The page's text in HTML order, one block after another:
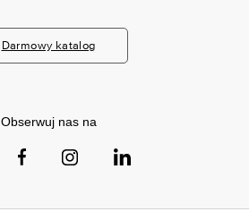
Darmowy katalog
Obserwuj nas na